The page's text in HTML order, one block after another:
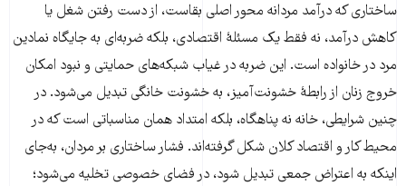
ساختاری که درآمد مردانه محور اصلی بقاست، از دست رفتن شغل یا
کاهش درآمد، نه فقط یک مسئلهٔ اقتصادی، بلکه ضربه‌ای به جایگاه نمادین
مرد در خانواده است. این ضربه در غیاب شبکه‌های حمایتی و نبود امکان
خروج زنان از رابطهٔ خشونت‌آمیز، به خشونت خانگی تبدیل می‌شود. در
چنین شرایطی، خانه نه پناهگاه، بلکه امتداد همان مناسباتی است که در
محیط کار و اقتصاد کلان شکل گرفته‌اند. فشار ساختاری بر مردان، به‌جای
اینکه به اعتراض جمعی تبدیل شود، در فضای خصوصی تخلیه می‌شود؛